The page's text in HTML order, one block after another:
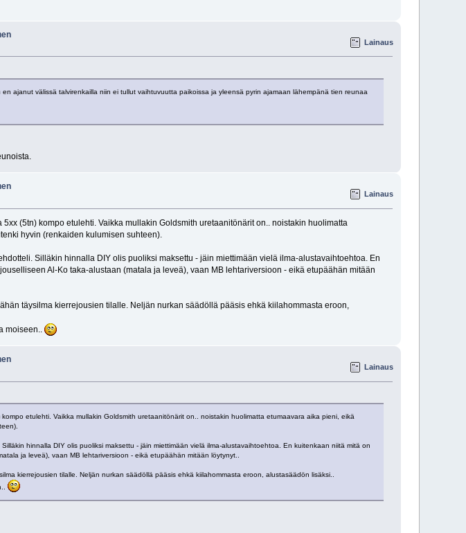
Lainaus
ajanut välissä talvirenkailla niin ei tullut vaihtuvuutta paikoissa ja yleensä pyrin ajamaan lähempänä tien reunaa
Lainaus
(5tn) kompo etulehti. Vaikka mullakin Goldsmith uretaanitönärit on.. noistakin huolimatta
hyvin (renkaiden kulumisen suhteen).
Silläkin hinnalla DIY olis puoliksi maksettu - jäin miettimään vielä ilma-alustavaihtoehtoa. En
Al-Ko taka-alustaan (matala ja leveä), vaan MB lehtariversioon - eikä etupäähän mitään
täysilma kierrejousien tilalle. Neljän nurkan säädöllä pääsis ehkä kiilahommasta eroon,
moiseen..
Lainaus
etulehti. Vaikka mullakin Goldsmith uretaanitönärit on.. noistakin huolimatta etumaavara aika pieni, eikä
hinnalla DIY olis puoliksi maksettu - jäin miettimään vielä ilma-alustavaihtoehtoa. En kuitenkaan niitä mitä on
ja leveä), vaan MB lehtariversioon - eikä etupäähän mitään löytynyt..
kierrejousien tilalle. Neljän nurkan säädöllä pääsis ehkä kiilahommasta eroon, alustasäädön lisäksi..